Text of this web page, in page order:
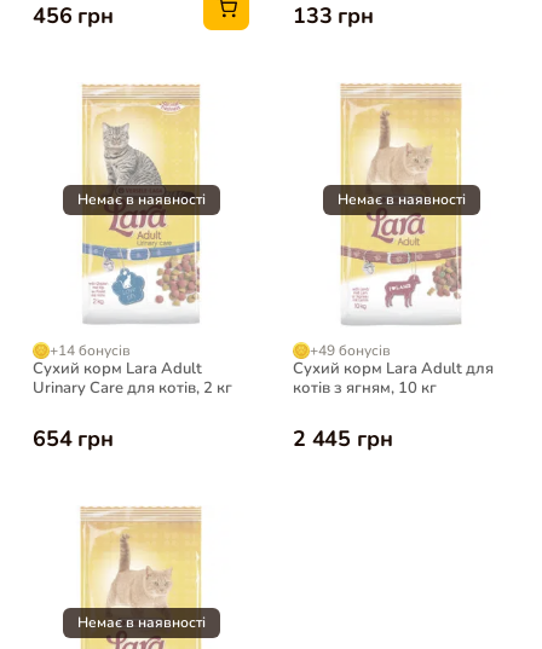
456 грн 133 грн
+14 бонусів
Сухий корм Lara Adult
Urinary Care для котів, 2 кг
654 грн
+49 бонусів
Сухий корм Lara Adult для
котів з ягням, 10 кг
2 445 грн